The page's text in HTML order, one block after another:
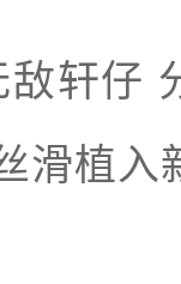
敌轩仔
滑植入